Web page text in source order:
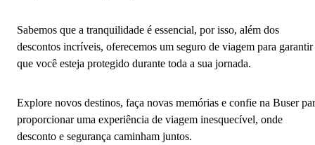
Sabemos que a tranquilidade é essencial, por isso, além dos
descontos incríveis, oferecemos um seguro de viagem para garantir
que você esteja protegido durante toda a sua jornada.
Explore novos destinos, faça novas memórias e confie na Buser
proporcionar uma experiência de viagem inesquecível, onde
desconto e segurança caminham juntos.